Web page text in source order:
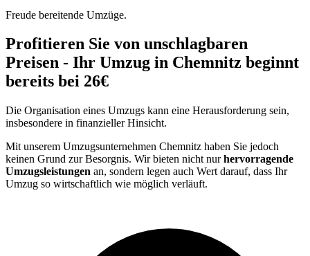
Freude bereitende Umzüge.
Profitieren Sie von unschlagbaren
Preisen - Ihr Umzug in Chemnitz beginnt
bereits bei 26€
Die Organisation eines Umzugs kann eine Herausforderung sein,
insbesondere in finanzieller Hinsicht.
Mit unserem Umzugsunternehmen Chemnitz haben Sie jedoch
keinen Grund zur Besorgnis. Wir bieten nicht nurhervorragende
Umzugsleistungen an, sondern legen auch Wert darauf, dass Ihr
Umzug so wirtschaftlich wie möglich verläuft.